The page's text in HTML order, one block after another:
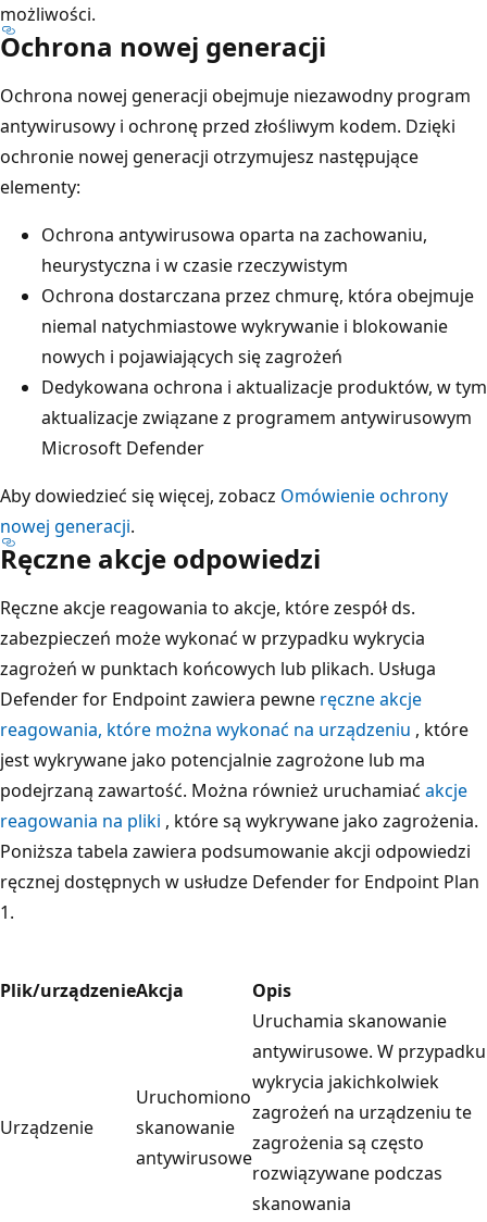
możliwości.
Ochrona nowej generacji
Ochrona nowej generacji obejmuje niezawodny program
antywirusowy i ochronę przed złośliwym kodem. Dzięki
ochronie nowej generacji otrzymujesz następujące
elementy:
Ochrona antywirusowa oparta na zachowaniu,
heurystyczna i w czasie rzeczywistym
Ochrona dostarczana przez chmurę, która obejmuje
niemal natychmiastowe wykrywanie i blokowanie
nowych i pojawiających się zagrożeń
Dedykowana ochrona i aktualizacje produktów, w tym
aktualizacje związane z programem antywirusowym
Microsoft Defender
Aby dowiedzieć się więcej, zobacz Omówienie ochrony
nowej generacji.
Ręczne akcje odpowiedzi
Ręczne akcje reagowania to akcje, które zespół ds.
zabezpieczeń może wykonać w przypadku wykrycia
zagrożeń w punktach końcowych lub plikach. Usługa
Defender for Endpoint zawiera pewne ręczne akcje
reagowania, które można wykonać na urządzeniu , które
jest wykrywane jako potencjalnie zagrożone lub ma
podejrzaną zawartość. Można również uruchamiać akcje
reagowania na pliki , które są wykrywane jako zagrożenia.
Poniższa tabela zawiera podsumowanie akcji odpowiedzi
ręcznej dostępnych w usłudze Defender for Endpoint Plan
1.
Plik/urządzenieAkcja Opis
Urządzenie
Uruchomiono
skanowanie
antywirusowe
Uruchamia skanowanie
antywirusowe. W przypadku
wykrycia jakichkolwiek
zagrożeń na urządzeniu te
zagrożenia są często
rozwiązywane podczas
skanowania